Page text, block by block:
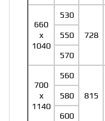
660
x
1040
530
728
550
570
700
x
1140
560
815
580
600